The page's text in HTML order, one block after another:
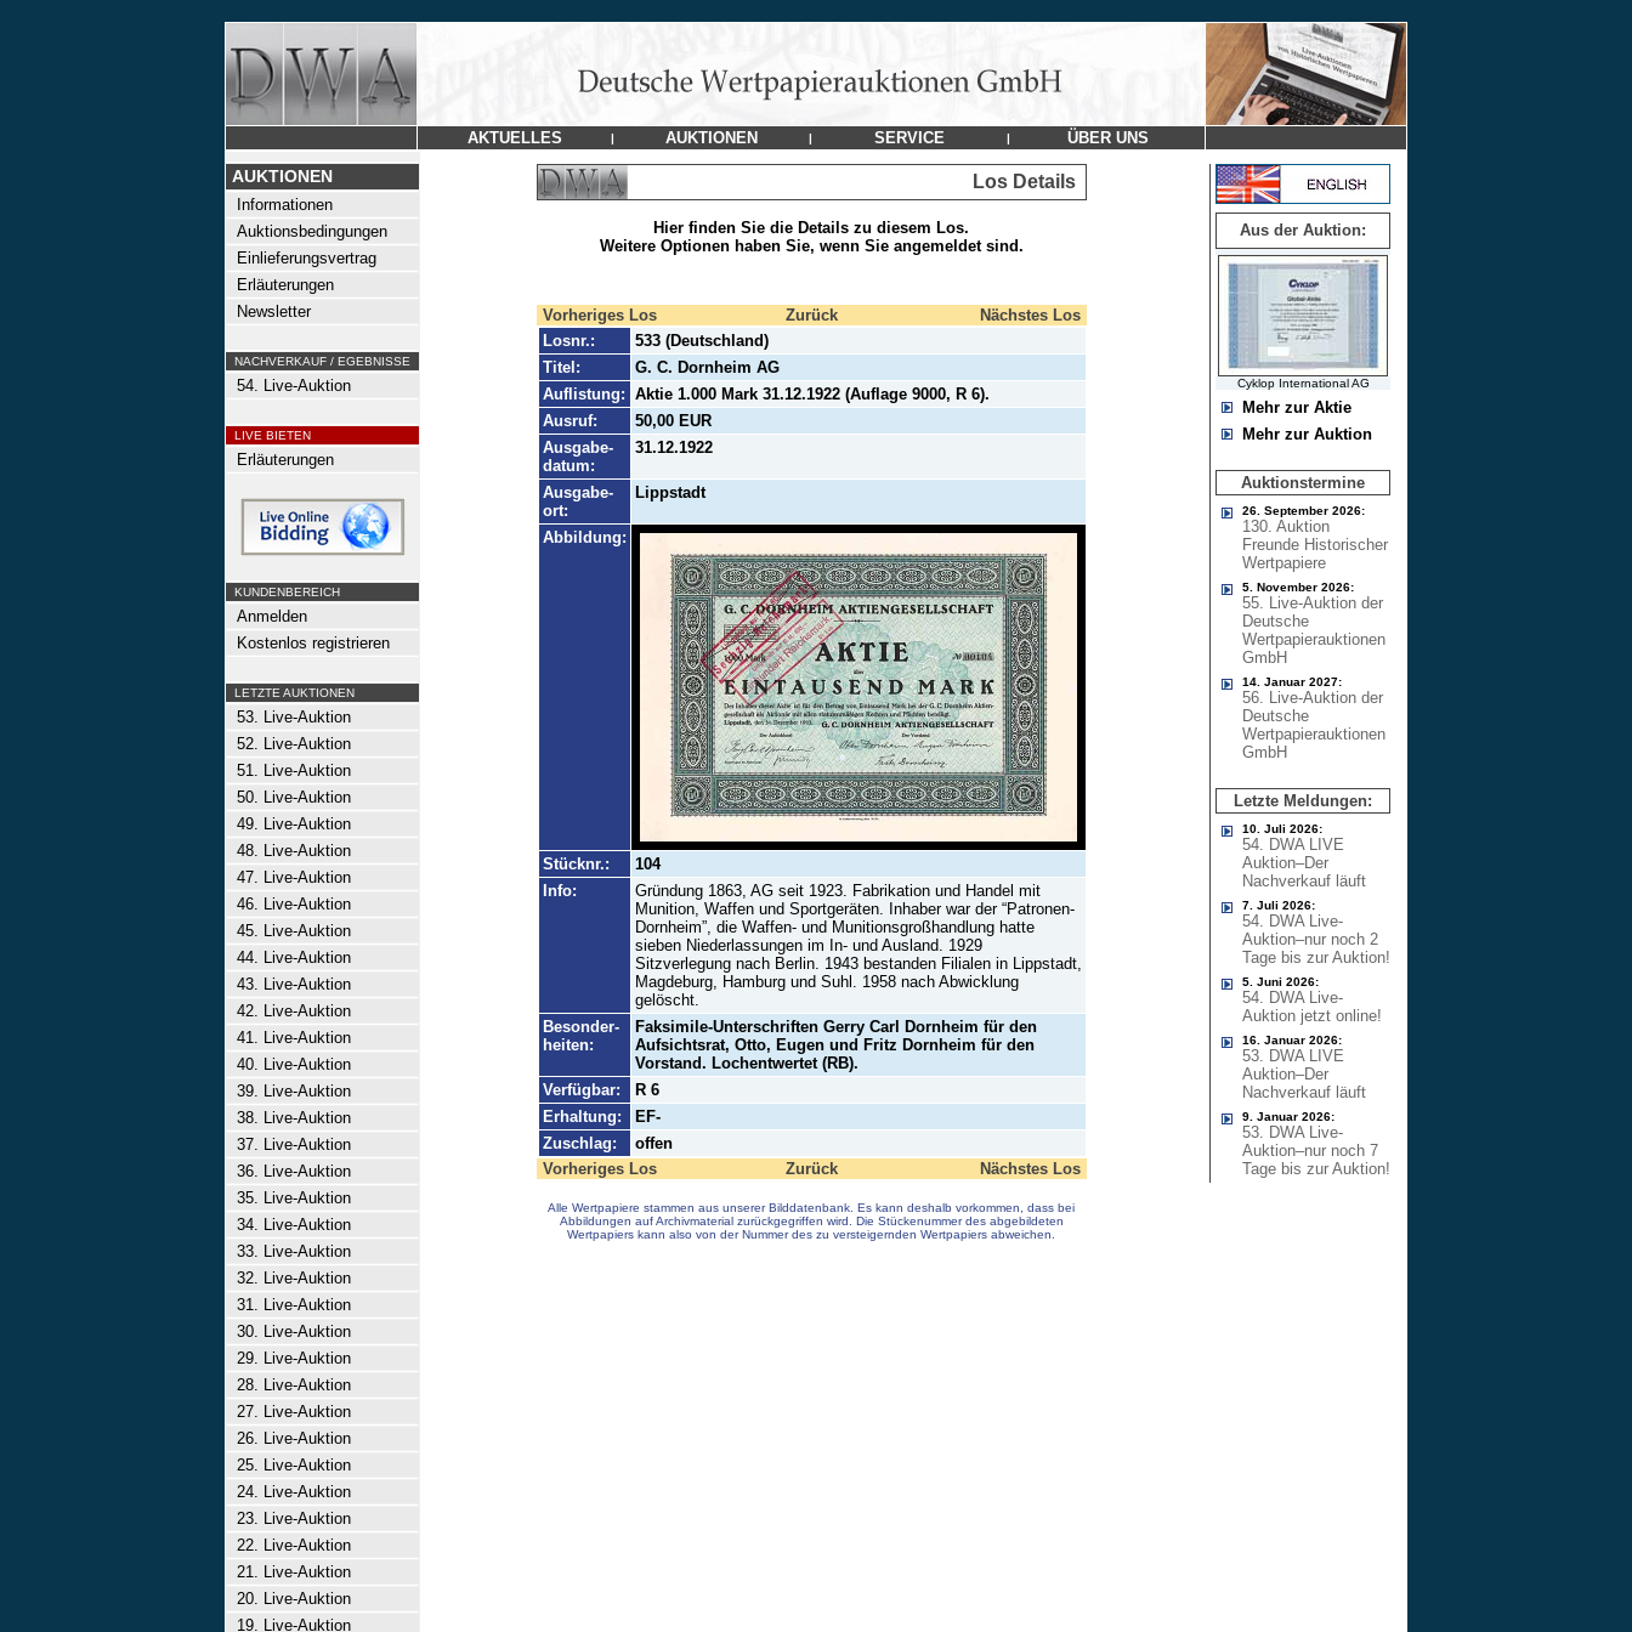
AKTUELLES | AUKTIONEN | SERVICE | ÜBER UNS
AUKTIONEN
Informationen
Auktionsbedingungen
Einlieferungsvertrag
Erläuterungen
Newsletter
NACHVERKAUF / EGEBNISSE
54. Live-Auktion
LIVE BIETEN
Erläuterungen
KUNDENBEREICH
Anmelden
Kostenlos registrieren
LETZTE AUKTIONEN
53. Live-Auktion
52. Live-Auktion
51. Live-Auktion
50. Live-Auktion
49. Live-Auktion
48. Live-Auktion
47. Live-Auktion
46. Live-Auktion
45. Live-Auktion
44. Live-Auktion
43. Live-Auktion
42. Live-Auktion
41. Live-Auktion
40. Live-Auktion
39. Live-Auktion
38. Live-Auktion
37. Live-Auktion
36. Live-Auktion
35. Live-Auktion
34. Live-Auktion
33. Live-Auktion
32. Live-Auktion
31. Live-Auktion
30. Live-Auktion
29. Live-Auktion
28. Live-Auktion
27. Live-Auktion
26. Live-Auktion
25. Live-Auktion
24. Live-Auktion
23. Live-Auktion
22. Live-Auktion
21. Live-Auktion
20. Live-Auktion
19. Live-Auktion
Los Details
Hier finden Sie die Details zu diesem Los.
Weitere Optionen haben Sie, wenn Sie angemeldet sind.
Vorheriges Los Zurück
Nächstes Los
Losnr.:
533 (Deutschland)
Titel:
G. C. Dornheim AG
Auflistung: Aktie 1.000 Mark 31.12.1922 (Auflage 9000, R 6).
Ausruf:
50,00 EUR
Ausgabe-
datum:
31.12.1922
Ausgabe-
ort:
Lippstadt
Abbildung:
Stücknr.:
104
Info:
Gründung 1863, AG seit 1923. Fabrikation und Handel mit
Munition, Waffen und Sportgeräten. Inhaber war der “Patronen-
Dornheim”, die Waffen- und Munitionsgroßhandlung hatte
sieben Niederlassungen im In- und Ausland. 1929
Sitzverlegung nach Berlin. 1943 bestanden Filialen in Lippstadt,
Magdeburg, Hamburg und Suhl. 1958 nach Abwicklung
gelöscht.
Besonder-
heiten:
Faksimile-Unterschriften Gerry Carl Dornheim für den
Aufsichtsrat, Otto, Eugen und Fritz Dornheim für den
Vorstand. Lochentwertet (RB).
Verfügbar:
R 6
Erhaltung:
EF-
Zuschlag:
offen
Vorheriges Los
Zurück Nächstes Los
Alle Wertpapiere stammen aus unserer Bilddatenbank. Es kann deshalb vorkommen, dass bei
Abbildungen auf Archivmaterial zurückgegriffen wird. Die Stückenummer des abgebildeten
Wertpapiers kann also von der Nummer des zu versteigernden Wertpapiers abweichen.
Aus der Auktion:
Cyklop International AG
Mehr zur Aktie
Mehr zur Auktion
Auktionstermine
26. September 2026:
130. Auktion
Freunde Historischer
Wertpapiere
5. November 2026:
55. Live-Auktion der
Deutsche
Wertpapierauktionen
GmbH
14. Januar 2027:
56. Live-Auktion der
Deutsche
Wertpapierauktionen
GmbH
Letzte Meldungen:
10. Juli 2026:
54. DWA LIVE
Auktion–Der
Nachverkauf läuft
7. Juli 2026:
54. DWA Live-
Auktion–nur noch 2
Tage bis zur Auktion!
5. Juni 2026:
54. DWA Live-
Auktion jetzt online!
16. Januar 2026:
53. DWA LIVE
Auktion–Der
Nachverkauf läuft
9. Januar 2026:
53. DWA Live-
Auktion–nur noch 7
Tage bis zur Auktion!